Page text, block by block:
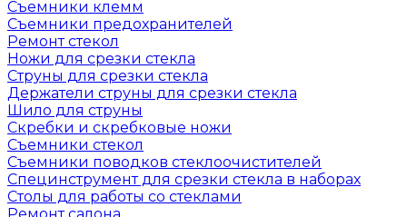
Съемники клемм
Съемники предохранителей
Ремонт стекол
Ножи для срезки стекла
Струны для срезки стекла
Держатели струны для срезки стекла
Шило для струны
Скребки и скребковые ножи
Съемники стекол
Съемники поводков стеклоочистителей
Специнструмент для срезки стекла в наборах
Столы для работы со стеклами